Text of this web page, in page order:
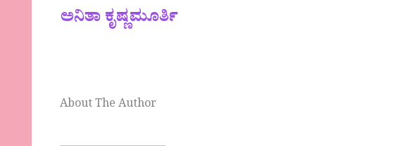
ಅನಿತಾ ಕೃಷ್ಣಮೂರ್ತಿ
About The Author